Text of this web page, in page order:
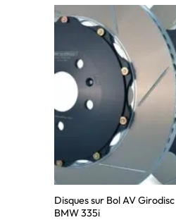
Disques sur Bol AV Girodisc
BMW 335i